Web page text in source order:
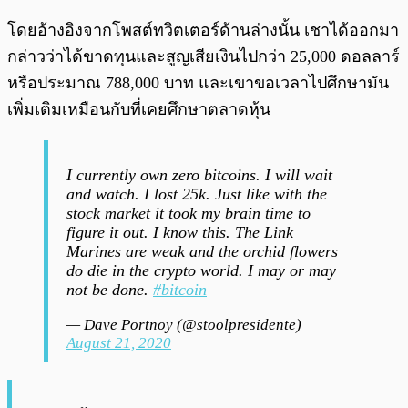
โดยอ้างอิงจากโพสต์ทวิตเตอร์ด้านล่างนั้น เชาได้ออกมา
กล่าวว่าได้ขาดทุนและสูญเสียเงินไปกว่า 25,000 ดอลลาร์
หรือประมาณ 788,000 บาท และเขาขอเวลาไปศึกษามัน
เพิ่มเติมเหมือนกับที่เคยศึกษาตลาดหุ้น
I currently own zero bitcoins. I will wait
and watch. I lost 25k. Just like with the
stock market it took my brain time to
figure it out. I know this. The Link
Marines are weak and the orchid flowers
do die in the crypto world. I may or may
not be done. #bitcoin
— Dave Portnoy (@stoolpresidente)
August 21, 2020